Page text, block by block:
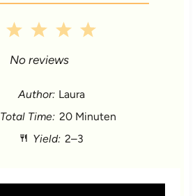
5
a
s
4
t
a
s
3
S
t
a
s
2
S
t
a
s
a
No reviews
Author: Laura
Total Time: 20 Minuten
Yield: 2–3